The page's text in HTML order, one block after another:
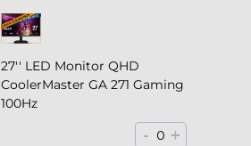
27'' LED Monitor QHD
CoolerMaster GA 271 Gaming
100Hz
- 0 +